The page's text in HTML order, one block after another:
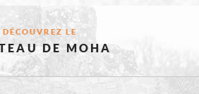
DÉCOUVREZ LE
DE MOHA